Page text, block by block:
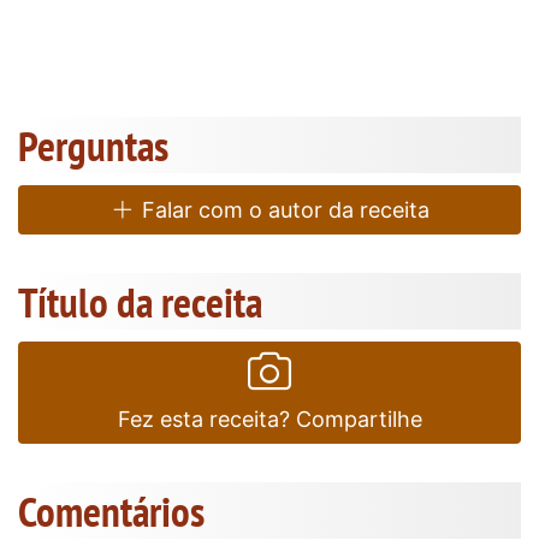
Perguntas
Falar com o autor da receita
Título da receita
Fez esta receita? Compartilhe
Comentários